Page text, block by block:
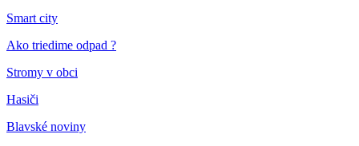
Smart city
Ako triedime odpad ?
Stromy v obci
Hasiči
Blavské noviny